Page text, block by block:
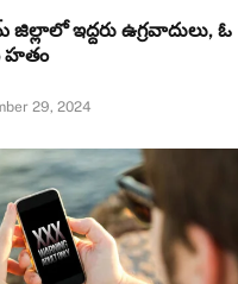
జిల్లాలో ఇద్దరు ఉగ్రవాదులు, ఓ
హతం
29, 2024